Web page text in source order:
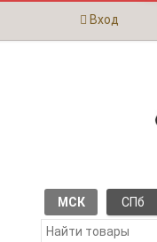
Вход
МСК СПб